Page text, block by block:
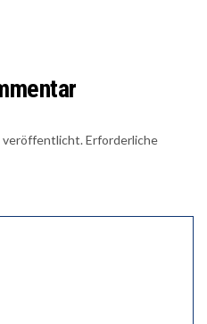
veröffentlicht.Erforderliche